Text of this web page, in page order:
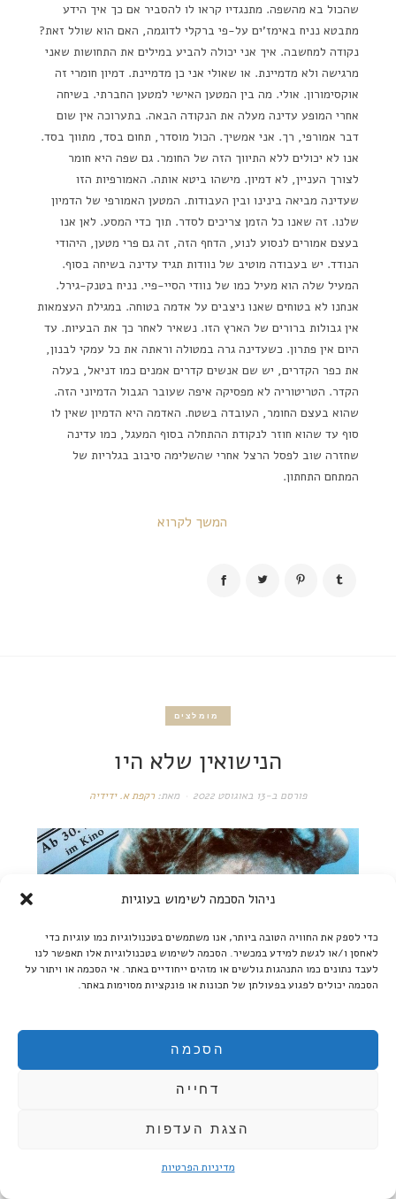
ניהול הסכמה לשימוש בעוגיות
כדי לספק את החוויה הטובה ביותר, אנו משתמשים בטכנולוגיות כמו עוגיות כדי
לאחסן ו/או לגשת למידע במכשיר. הסכמה לשימוש בטכנולוגיות אלו תאפשר לנו
לעבד נתונים כמו התנהגות גולשים או מזהים ייחודיים באתר. אי הסכמה או ויתור על
הסכמה יכולים לפגוע בפעולתן של תכונות או פונקציות מסוימות באתר.
הסכמה
דחייה
הצגת העדפות
מדיניות הפרטיות
שהכול בא מהשפה. מתנגדיו קראו לו להסביר אם כך איך הידע
מתבטא נניח באימז'ים על-פי ברקלי לדוגמה, האם הוא שולל זאת?
נקודה למחשבה. איך אני יכולה להביע במילים את התחושות שאני
מרגישה ולא מדמיינת. או שאולי אני כן מדמיינת. דמיון חומרי זה
אוקסימורון. אולי. מה בין המטען האישי למטען החברתי. בשיחה
אחרי המופע עדינה מעלה את הנקודה הבאה. בתערוכה אין שום
דבר אמורפי, רך. אני אמשיך. הכול מוסדר, תחום בסד, מתווך בסד.
אנו לא יכולים ללא התיווך הזה של החומר. גם שפה היא חומר
לצורך העניין, לא דמיון. מישהו ביטא אותה. האמורפיות הזו
שעדינה מביאה בינינו ובין העבודות. המטען האמורפי של הדמיון
שלנו. זה שאנו כל הזמן צריכים לסדר. תוך כדי המסע. לאן אנו
בעצם אמורים לנסוע לנוע, הדחף הזה, זה גם פרי מטען, היהודי
הנודד. יש בעבודה מוטיב של נוודות תגיד עדינה בשיחה בסוף.
המעיל שלה הוא מעיל כמו של נוודי הסיי-פיי. נניח בטנק-גירל.
אנחנו לא בטוחים שאנו ניצבים על אדמה בטוחה. במגילת העצמאות
אין גבולות ברורים של הארץ הזו. נשאיר לאחר כך את הבעיות. עד
היום אין פתרון. כשעדינה גרה במטולה וראתה את כל עמקי לבנון,
את כפר הקדרים, יש שם אנשים קדרים אמנים כמו דניאל, בעלה
הקדר. הטריטוריה לא מפסיקה איפה שעובר הגבול הדמיוני הזה.
שהוא בעצם החומר, העובדה בשטח. האדמה היא הדמיון שאין לו
סוף עד שהוא חוזר לנקודת ההתחלה בסוף המעגל, כמו עדינה
שחזרה שוב לפסל הרצל אחרי שהשלימה סיבוב בגלריות של
המתחם התחתון.
המשך לקרוא
מומלצים
הנישואין שלא היו
פורסם ב-13 באוגוסט 2022 מאת:רקפת א. ידידיה
על נישואיה של מריה בראון / ריינר ורנר פסבינדר
ברוקמן מזכיר את הבגדים של מריה, כשהוא מאפיין אמצעים
אלגנטיים. אני שמתי לב, לעומת זאת, שגם בזמן שהיא גרה עם